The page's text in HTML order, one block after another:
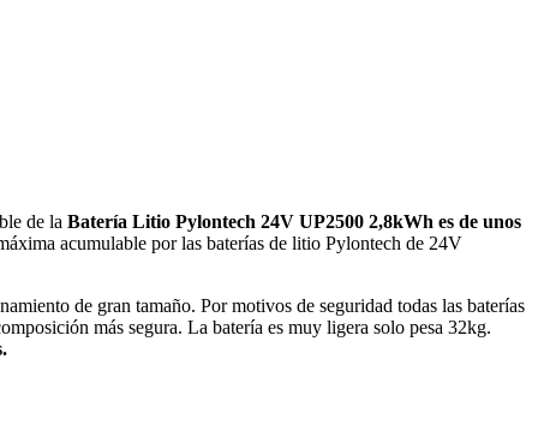
de la Batería Litio Pylontech 24V UP2500 2,8kWh es de unos
acumulable por las baterías de litio Pylontech de 24V
de gran tamaño. Por motivos de seguridad todas las baterías
más segura. La batería es muy ligera solo pesa 32kg.